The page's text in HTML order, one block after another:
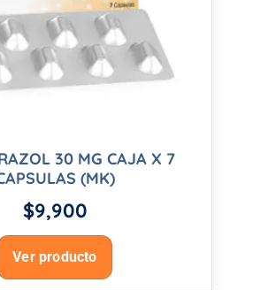
30 MG CAJA X 7
(MK)
$9,900
Ver producto